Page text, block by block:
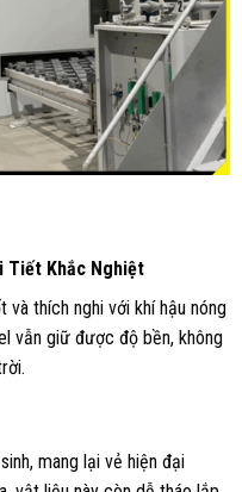
Tiết Khắc Nghiệt
thích nghi với khí hậu nóng
vẫn giữ được độ bền, không
mang lại vẻ hiện đại